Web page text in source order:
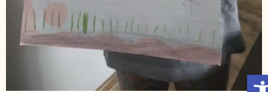
Otwórz Pasek narzędzi